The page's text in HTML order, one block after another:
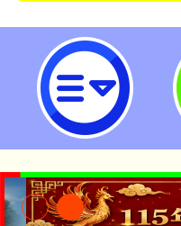
國立臺北教育
主題冬令營」-